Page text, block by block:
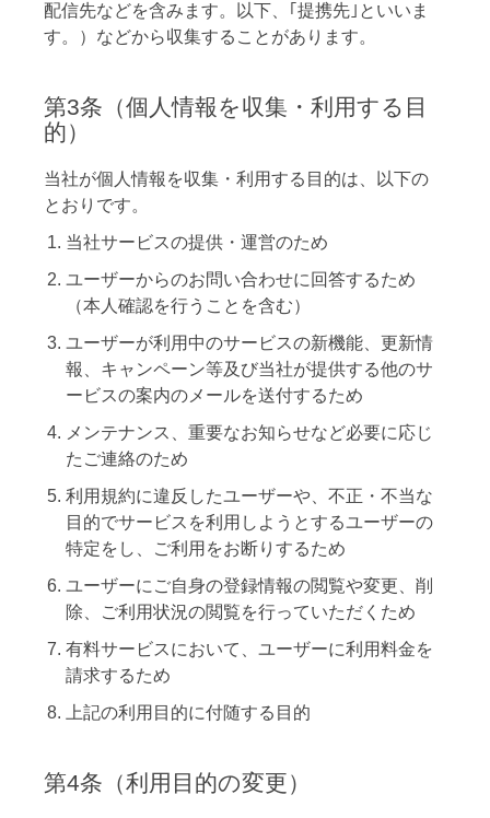
配信先などを含みます。以下、｢提携先｣といいま
す。）などから収集することがあります。
第3条（個人情報を収集・利用する目
的）
当社が個人情報を収集・利用する目的は、以下の
とおりです。
当社サービスの提供・運営のため
ユーザーからのお問い合わせに回答するため
（本人確認を行うことを含む）
ユーザーが利用中のサービスの新機能、更新情
報、キャンペーン等及び当社が提供する他のサ
ービスの案内のメールを送付するため
メンテナンス、重要なお知らせなど必要に応じ
たご連絡のため
利用規約に違反したユーザーや、不正・不当な
目的でサービスを利用しようとするユーザーの
特定をし、ご利用をお断りするため
ユーザーにご自身の登録情報の閲覧や変更、削
除、ご利用状況の閲覧を行っていただくため
有料サービスにおいて、ユーザーに利用料金を
請求するため
上記の利用目的に付随する目的
第4条（利用目的の変更）